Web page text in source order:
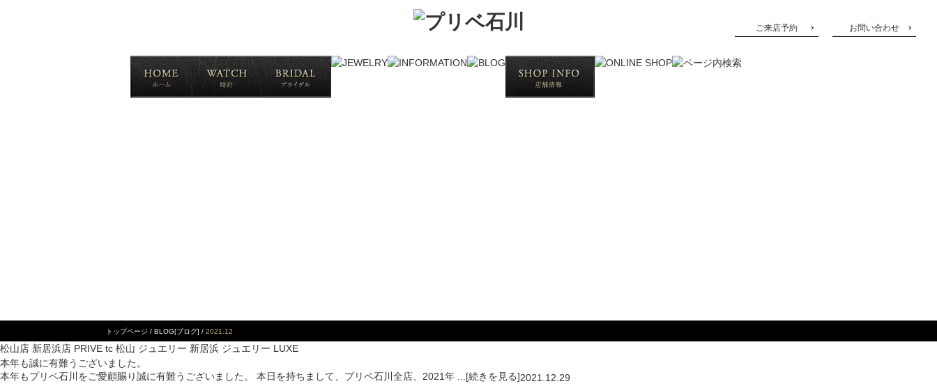
ご来店予約 お問い合わせ
トップページ / BLOG[ブログ] / 2021.12
松山店 新居浜店 PRIVE tc 松山 ジュエリー 新居浜 ジュエリー LUXE
本年も誠に有難うございました。
本年もプリベ石川をご愛顧賜り誠に有難うございました。 本日を持ちまして、プリベ石川全店、2021年 ...[続きを見る]2021.12.29